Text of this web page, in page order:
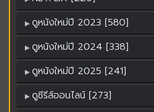
ดูหนังใหม่ปี 2023 [580]
ดูหนังใหม่ปี 2024 [338]
ดูหนังใหม่ปี 2025 [241]
ดูซีรีส์ออนไลน์ [273]